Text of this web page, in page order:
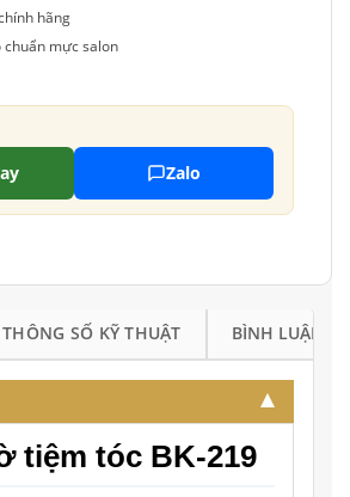
hãng
mực salon
Zalo
THÔNG SỐ KỸ THUẬT BÌNH LUẬN
tiệm tóc BK-219